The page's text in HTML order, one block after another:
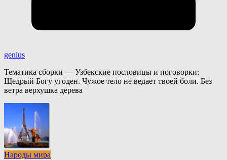
genius
Тематика сборки — Узбекские пословицы и поговорки:
Щедрый Богу угоден. Чужое тело не ведает твоей боли. Без
ветра верхушка дерева
Народы мира